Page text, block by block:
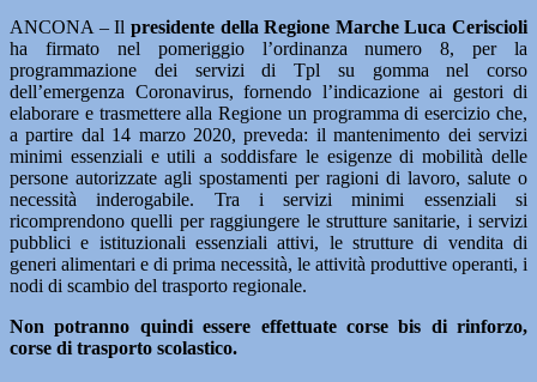
ANCONA – Il presidente della Regione Marche Luca Ceriscioli
ha firmato nel pomeriggio l’ordinanza numero 8, per la
programmazione dei servizi di Tpl su gomma nel corso
dell’emergenza Coronavirus, fornendo l’indicazione ai gestori di
elaborare e trasmettere alla Regione un programma di esercizio che,
a partire dal 14 marzo 2020, preveda: il mantenimento dei servizi
minimi essenziali e utili a soddisfare le esigenze di mobilità delle
persone autorizzate agli spostamenti per ragioni di lavoro, salute o
necessità inderogabile. Tra i servizi minimi essenziali si
ricomprendono quelli per raggiungere le strutture sanitarie, i servizi
pubblici e istituzionali essenziali attivi, le strutture di vendita di
generi alimentari e di prima necessità, le attività produttive operanti, i
nodi di scambio del trasporto regionale.
Non potranno quindi essere effettuate corse bis di rinforzo,
corse di trasporto scolastico.